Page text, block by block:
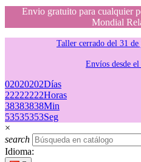
Envio gratuito para cualquier
Mondial
Taller cerrado del 31
Envíos desde el
02020202Días
22222222Horas
38383838Min
53535353Seg
×
search
Idioma: